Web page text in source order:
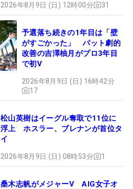
2026年8月9日 (日) 12時00分 31
予選落ち続きの1年目は「壁
がすごかった」 パット劇的
改善の吉澤柚月がプロ3年目
で初V
2026年8月9日 (日) 16時42分
17
松山英樹はイーグル奪取で11位に
浮上 ホスラー、ブレナンが首位タ
イ
2026年8月9日 (日) 08時53分 1
桑木志帆がメジャーV AIG女子オ